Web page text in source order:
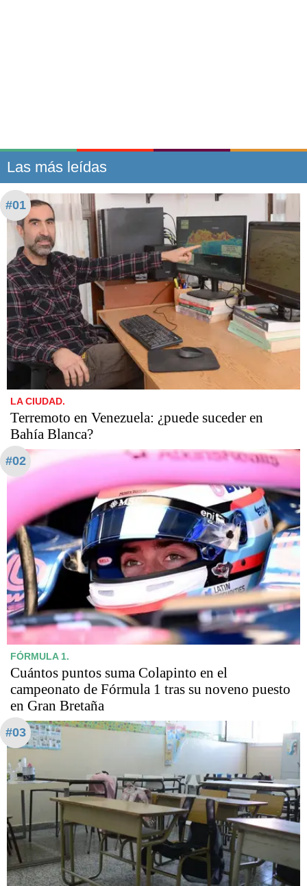
Las más leídas
#01
LA CIUDAD.
Terremoto en Venezuela: ¿puede suceder en
Bahía Blanca?
#02
FÓRMULA 1.
Cuántos puntos suma Colapinto en el
campeonato de Fórmula 1 tras su noveno puesto
en Gran Bretaña
#03